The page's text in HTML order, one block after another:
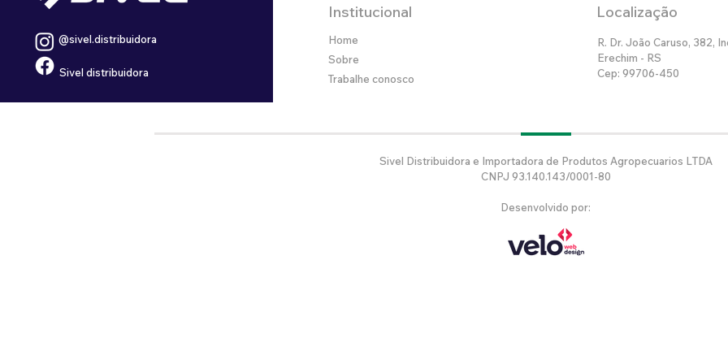
@sivel.distribuidora
Sivel distribuidora
Institucional
Home
Sobre
Trabalhe conosco
Localização
R. Dr. João Caruso, 382,
Erechim - RS
Cep: 99706-450
Sivel Distribuidora e Importadora de Produtos Agropecuarios LTDA
CNPJ 93.140.143/0001-80
Desenvolvido por: